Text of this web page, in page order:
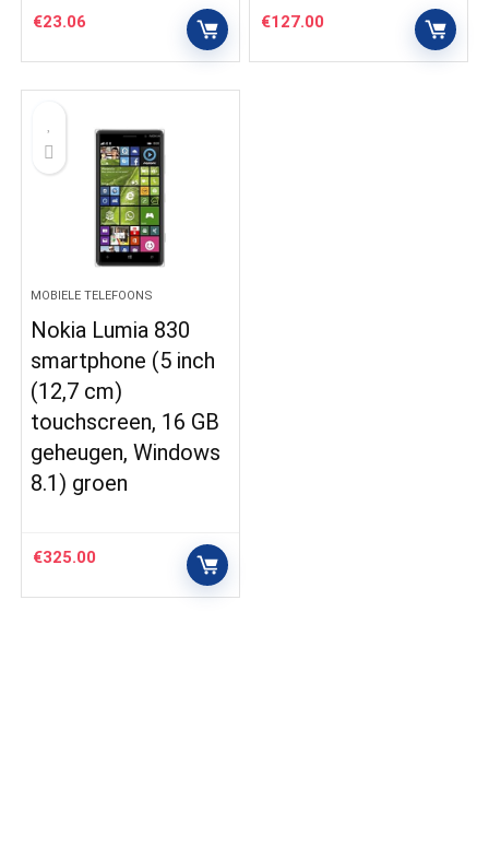
€23.06 €127.00
MOBIELE TELEFOONS
Nokia Lumia 830
smartphone (5 inch
(12,7 cm)
touchscreen, 16 GB
geheugen, Windows
8.1) groen
€325.00